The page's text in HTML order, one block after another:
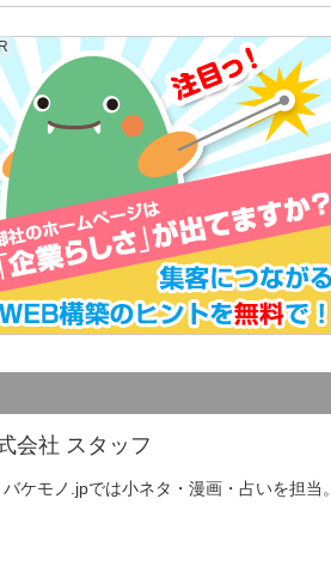
会社 スタッフ
ケモノ.jpでは小ネタ・漫画・占いを担当。